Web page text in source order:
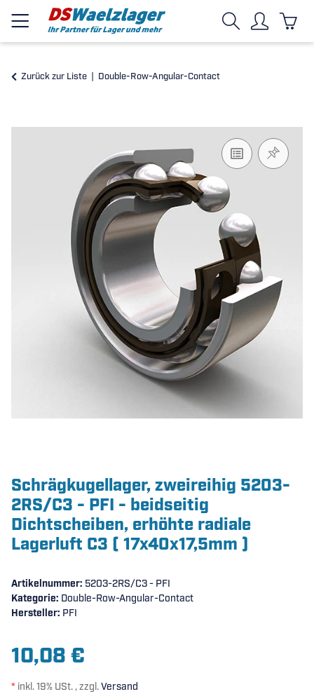
Zurück zur Liste Double-Row-Angular-Contact
Schrägkugellager, zweireihig 5203-
2RS/C3 - PFI - beidseitig
Dichtscheiben, erhöhte radiale
Lagerluft C3 ( 17x40x17,5mm )
Artikelnummer: 5203-2RS/C3 - PFI
Kategorie: Double-Row-Angular-Contact
Hersteller: PFI
10,08 €
* inkl. 19% USt. , zzgl.Versand